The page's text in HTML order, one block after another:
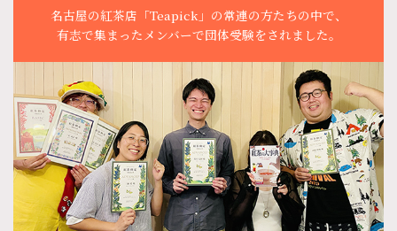
名古屋の紅茶店「Teapick」の常連の方たちの中で、
有志で集まったメンバーで団体受験をされました。